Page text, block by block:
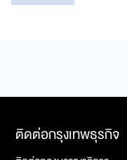
ติดต่อกรุงเทพธุรกิจ